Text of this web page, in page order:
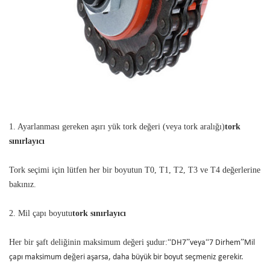
1. Ayarlanması gereken aşırı yük tork değeri (veya tork aralığı)tork
sınırlayıcı
Tork seçimi için lütfen her bir boyutun T0, T1, T2, T3 ve T4 değerlerine
bakınız.
2. Mil çapı boyututork sınırlayıcı
Her bir şaft deliğinin maksimum değeri şudur:“DH7”veya“7 Dirhem”Mil
çapı maksimum değeri aşarsa, daha büyük bir boyut seçmeniz gerekir.